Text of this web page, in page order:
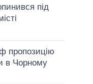
під
пропозицію
в Чорному